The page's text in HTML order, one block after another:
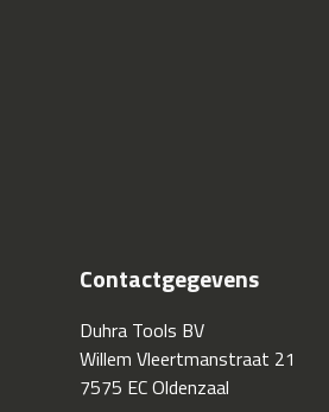
Contactgegevens
Duhra Tools BV
Willem Vleertmanstraat 21
7575 EC Oldenzaal